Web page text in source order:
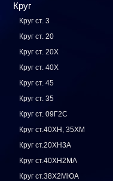
Круг
Круг ст. 3
Круг ст. 20
Круг ст. 20Х
Круг ст. 40Х
Круг ст. 45
Круг ст. 35
Круг ст. 09Г2С
Круг ст.40ХН, 35ХМ
Круг ст.20ХН3А
Круг ст.40ХН2МА
Круг ст.38Х2МЮА